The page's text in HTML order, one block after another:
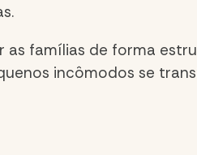
famílias de forma
incômodos se